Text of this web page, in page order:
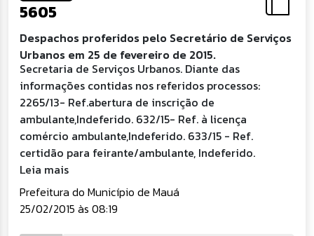
5605
Despachos proferidos pelo Secretário de Serviços
Urbanos em 25 de fevereiro de 2015.
Secretaria de Serviços Urbanos. Diante das
informações contidas nos referidos processos:
2265/13- Ref.abertura de inscrição de
ambulante,Indeferido. 632/15- Ref. à licença
comércio ambulante,Indeferido. 633/15 - Ref.
certidão para feirante/ambulante, Indeferido.
Leia mais
Prefeitura do Município de Mauá
25/02/2015 às 08:19